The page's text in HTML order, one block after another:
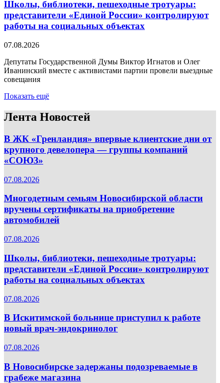
Школы, библиотеки, пешеходные тротуары:
представители «Единой России» контролируют
работы на социальных объектах
07.08.2026
Депутаты Государственной Думы Виктор Игнатов и Олег
Иванинский вместе с активистами партии провели выездные
совещания
Показать ещё
Лента Новостей
В ЖК «Гренландия» впервые клиентские дни от
крупного девелопера — группы компаний
«СОЮЗ»
07.08.2026
Многодетным семьям Новосибирской области
вручены сертификаты на приобретение
автомобилей
07.08.2026
Школы, библиотеки, пешеходные тротуары:
представители «Единой России» контролируют
работы на социальных объектах
07.08.2026
В Искитимской больнице приступил к работе
новый врач-эндокринолог
07.08.2026
В Новосибирске задержаны подозреваемые в
грабеже магазина